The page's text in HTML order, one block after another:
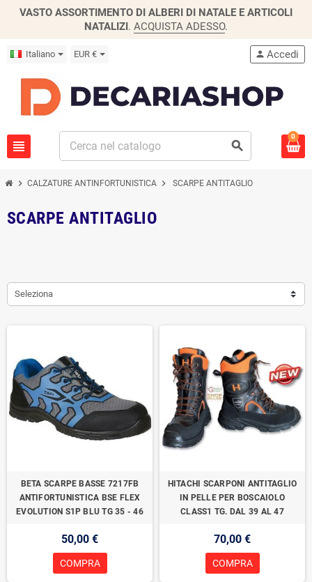
VASTO ASSORTIMENTO DI ALBERI DI NATALE E ARTICOLI
NATALIZI. ACQUISTA ADESSO.
Italiano EUR €
view_headline search
person Accedi
0
chevron_right CALZATURE ANTINFORTUNISTICA chevron_right SCARPE ANTITAGLIO
SCARPE ANTITAGLIO
Seleziona
BETA SCARPE BASSE 7217FB
ANTIFORTUNISTICA BSE FLEX
EVOLUTION S1P BLU TG 35 - 46
50,00 €
COMPRA
HITACHI SCARPONI ANTITAGLIO
IN PELLE PER BOSCAIOLO
CLASS1 TG. DAL 39 AL 47
70,00 €
COMPRA